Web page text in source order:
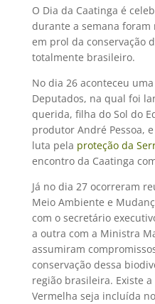
O Dia da Caatinga é
durante a semana foram
em prol da conservação
totalmente brasileiro.
No dia 26 aconteceu
Deputados, na qual foi
querida, filha do Sol do
produtor André Pessoa,
luta pela proteção da
encontro da Caatinga
Já no dia 27 ocorreram
Meio Ambiente e
com o secretário
a outra com a Ministra
assumiram
conservação dessa
região brasileira. Existe
Vermelha seja incluída